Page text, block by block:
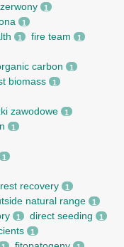
1
1
1 fire team 1
carbon 1
biomass 1
zawodowe 1
1
1
recovery 1
natural range 1
1 direct seeding 1
1